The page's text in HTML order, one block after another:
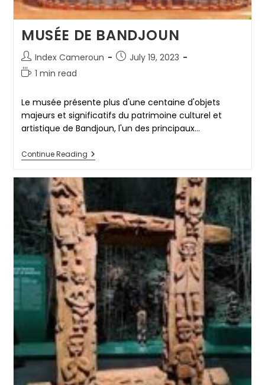
MUSÉE DE BANDJOUN
Post
author:
Index Cameroun
PostJuly 19, 2023
Reading
1 min read
Le musée présente plus d'une centaine d'objets
majeurs et significatifs du patrimoine culturel et
artistique de Bandjoun, l'un des principaux…
Continue ReadingMUSÉE
DE